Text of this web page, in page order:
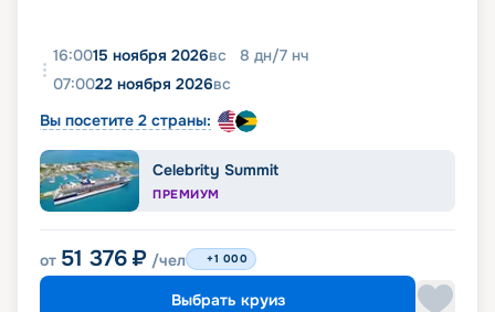
16:0015 ноября 2026вс 8 дн/7 нч
07:0022 ноября 2026вс
Вы посетите 2 страны:
Celebrity Summit
ПРЕМИУМ
от 51 376 ₽ /чел +1 000
Выбрать круиз